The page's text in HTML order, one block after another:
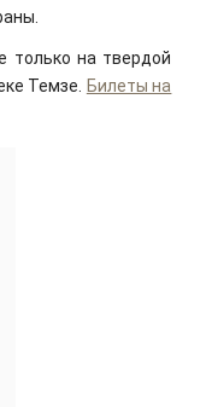
только на твердой
Темзе. Билеты на